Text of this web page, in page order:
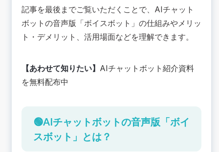
飲食店や宿泊施設の予約受付・確認
資料請求の受付
宅配サービスの依頼や問い合わせ
複雑な回答が必要な場面
即時の回答が必要な場面
MOBI VOICE
PKSHA Voicebot
記事を最後までご覧いただくことで、AIチャット
ボットの音声版「ボイスボット」の仕組みやメリッ
ト・デメリット、活用場面などを理解できます。
【あわせて知りたい】 AIチャットボット紹介資料
を無料配布中
🟢AIチャットボットの音声版「ボイ
スボット」とは？